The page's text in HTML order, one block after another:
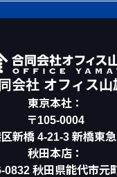
会社 オフィス山
東京本社：
〒105-0004
新橋4-21-3 新橋東
秋田本店：
0832 秋田県能代市元